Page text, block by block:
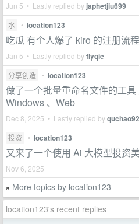
Jun 5 • Lastly replied by japhetjiu699
水 • location123
吃瓜 有个人爆了 kiro 的注册流
Jan 5 • Lastly replied byflyqie
分享创造 • location123
做了一个批量重命名文件的工具
Windows 、Web
Dec 8, 2025 • Lastly replied by
投资 • location123
又来了一个使用 Ai 大模型投资
Nov 6, 2025
» More topics by location123
location123's recent replies